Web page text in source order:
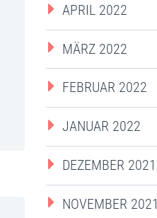
APRIL 2022
MÄRZ 2022
FEBRUAR 2022
JANUAR 2022
DEZEMBER 2021
NOVEMBER 2021